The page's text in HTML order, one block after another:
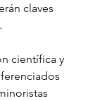
claves
científica y